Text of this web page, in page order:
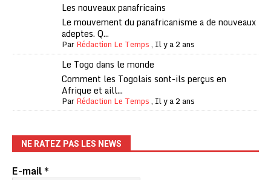
Les nouveaux panafricains
Le mouvement du panafricanisme a de nouveaux
adeptes. Q...
ParRédaction Le Temps, Il y a 2 ans
Le Togo dans le monde
Comment les Togolais sont-ils perçus en
Afrique et aill...
ParRédaction Le Temps, Il y a 2 ans
NE RATEZ PAS LES NEWS
E-mail*